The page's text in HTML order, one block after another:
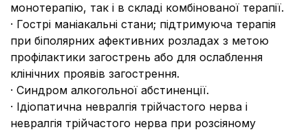
монотерапію, так і в складі комбінованої терапії.
· Гострі маніакальні стани; підтримуюча терапія
при біполярних афективних розладах з метою
профілактики загострень або для ослаблення
клінічних проявів загострення.
· Синдром алкогольної абстиненції.
· Ідіопатична невралгія трійчастого нерва і
невралгія трійчастого нерва при розсіяному